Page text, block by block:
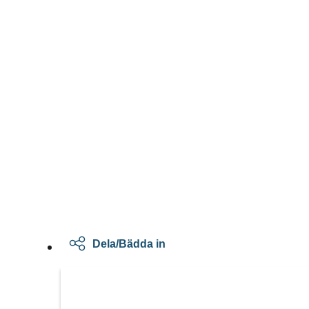
Dela/Bädda in